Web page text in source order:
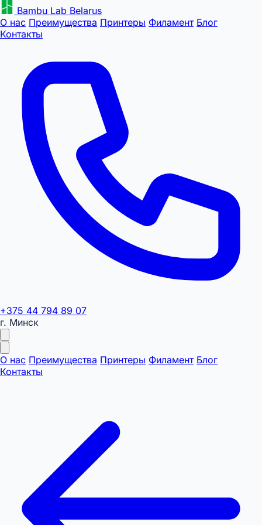
Bambu Lab Belarus
О нас Преимущества Принтеры Филамент Блог
Контакты
+375 44 794 89 07
г. Минск
О нас Преимущества Принтеры Филамент Блог
Контакты